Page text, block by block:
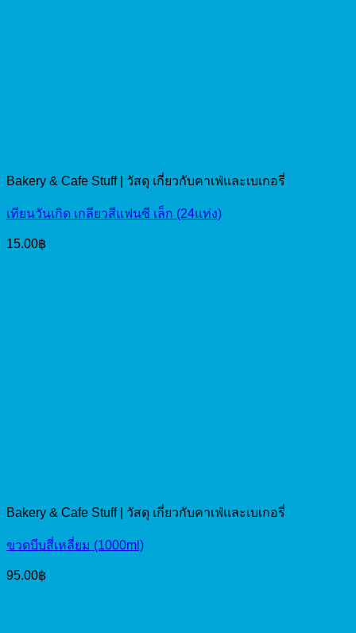
Bakery & Cafe Stuff | วัสดุ เกี่ยวกับคาเฟ่และเบเกอรี่
เทียนวันเกิด เกลียวสีแฟนซี เล็ก (24แท่ง)
15.00฿
Bakery & Cafe Stuff | วัสดุ เกี่ยวกับคาเฟ่และเบเกอรี่
ขวดบีบสี่เหลี่ยม (1000ml)
95.00฿